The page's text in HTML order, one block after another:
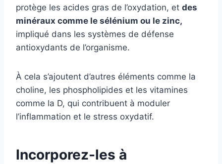
protège les acides gras de l’oxydation, et des
minéraux comme le sélénium ou le zinc,
impliqué dans les systèmes de défense
antioxydants de l’organisme.
À cela s’ajoutent d’autres éléments comme la
choline, les phospholipides et les vitamines
comme la D, qui contribuent à moduler
l’inflammation et le stress oxydatif.
Incorporez-les à